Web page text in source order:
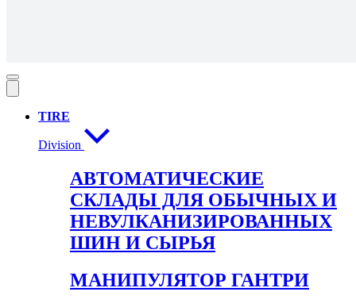
TIRE
Division
АВТОМАТИЧЕСКИЕ
СКЛАДЫ ДЛЯ ОБЫЧНЫХ И
НЕВУЛКАНИЗИРОВАННЫХ
ШИН И СЫРЬЯ
МАНИПУЛЯТОР ГАНТРИ